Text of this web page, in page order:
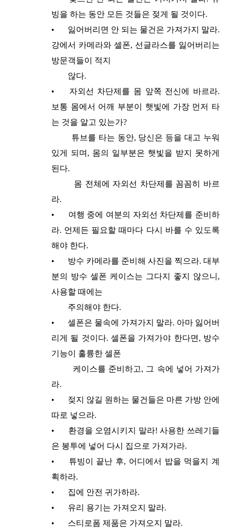
빙을 하는 동안 모든 것들은 젖게 될 것이다.
•
잃어버리면 안 되는 물건은 가져가지 말라.
강에서 카메라와 셀폰, 선글라스를 잃어버리는
방문객들이 적지
않다.
•
자외선 차단제를 몸 앞쪽 전신에 바르라.
보통 몸에서 어깨 부분이 햇빛에 가장 먼저 타
는 것을 알고 있는가?
튜브를 타는 동안, 당신은 등을 대고 누워
있게 되며, 몸의 일부분은 햇빛을 받지 못하게
된다.
몸 전체에 자외선 차단제를 꼼꼼히 바르
라.
•
여행 중에 여분의 자외선 차단제를 준비하
라. 언제든 필요할 때마다 다시 바를 수 있도록
해야 한다.
•
방수 카메라를 준비해 사진을 찍으라. 대부
분의 방수 셀폰 케이스는 그다지 좋지 않으니,
사용할 때에는
주의해야 한다.
•
셀폰은 물속에 가져가지 말라. 아마 잃어버
리게 될 것이다. 셀폰을 가져가야 한다면, 방수
기능이 훌륭한 셀폰
케이스를 준비하고, 그 속에 넣어 가져가
라.
•
젖지 않길 원하는 물건들은 마른 가방 안에
따로 넣으라.
•
환경을 오염시키지 말라! 사용한 쓰레기들
은 봉투에 넣어 다시 집으로 가져가라.
•
튜빙이 끝난 후, 어디에서 밥을 먹을지 계
획하라.
•
집에 안전 귀가하라.
•
유리 용기는 가져오지 말라.
•
스티로폼 제품은 가져오지 말라.